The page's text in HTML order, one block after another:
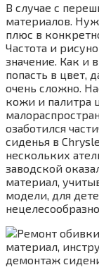
В случае с
материалов.
плюс в
Частота и
значение. Как и
попасть в цвет,
очень сложно.
кожи и палитра
озаботился
сиденья в
нескольких
заводской
материал,
модели, для